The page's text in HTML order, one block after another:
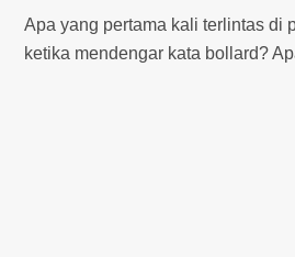
Apa yang pertama kali terlintas di
ketika mendengar kata bollard?